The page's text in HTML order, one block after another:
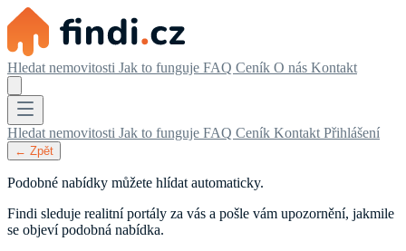
Hledat nemovitosti Jak to funguje FAQ Ceník O nás Kontakt
Hledat nemovitosti Jak to funguje FAQ Ceník Kontakt Přihlášení
← Zpět
Podobné nabídky můžete hlídat automaticky.
Findi sleduje realitní portály za vás a pošle vám upozornění, jakmile
se objeví podobná nabídka.